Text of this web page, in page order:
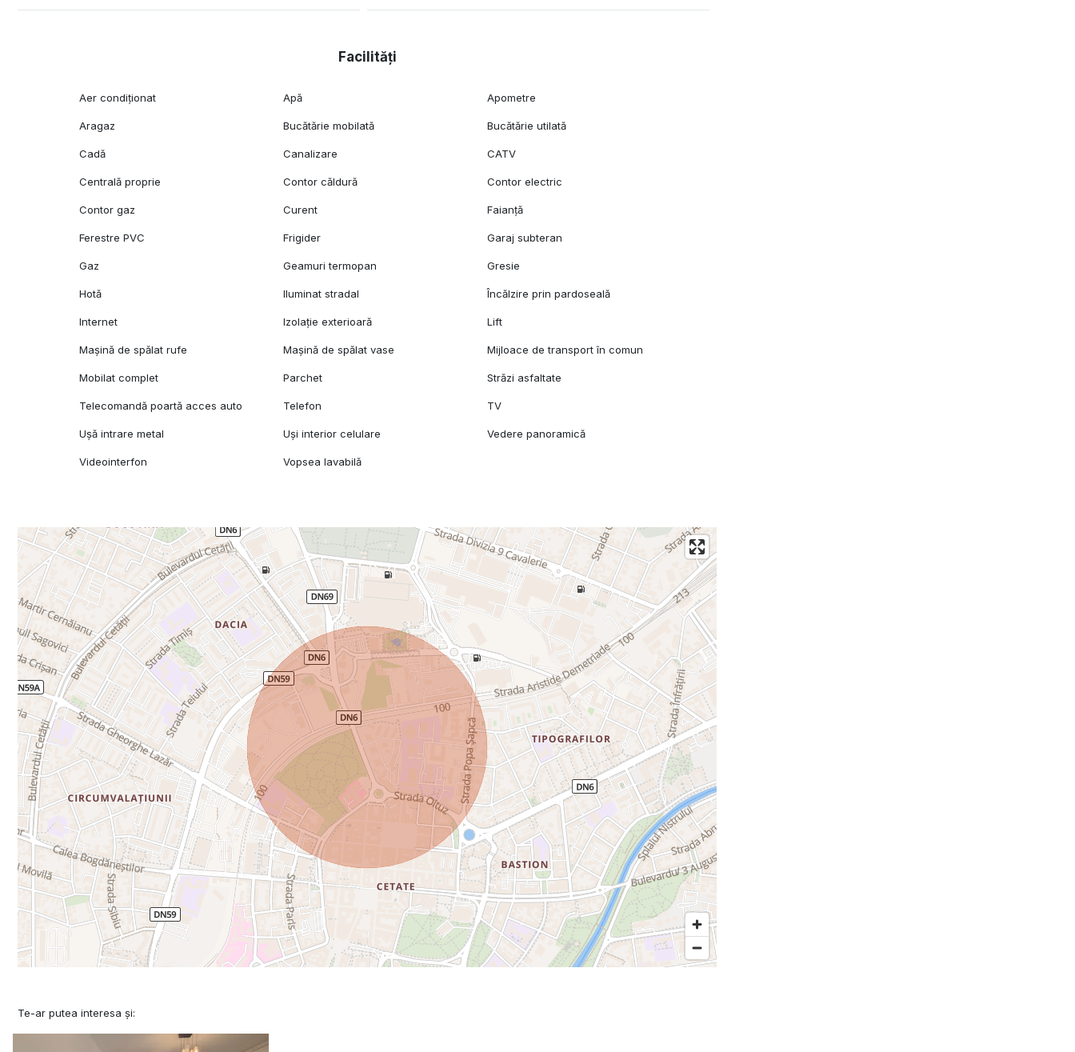
Facilități
Aer condiționat Apă Apometre
Aragaz Bucătărie mobilată Bucătărie utilată
Cadă Canalizare CATV
Centrală proprie Contor căldură Contor electric
Contor gaz Curent Faianță
Ferestre PVC Frigider Garaj subteran
Gaz Geamuri termopan Gresie
Hotă Iluminat stradal Încălzire prin pardoseală
Internet Izolație exterioară Lift
Mașină de spălat rufe Mașină de spălat vase Mijloace de transport în comun
Mobilat complet Parchet Străzi asfaltate
Telecomandă poartă acces auto Telefon TV
Ușă intrare metal Uși interior celulare Vedere panoramică
Videointerfon Vopsea lavabilă
Te-ar putea interesa și: